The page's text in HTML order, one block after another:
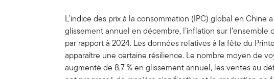
L’indice des prix à la consommation (IPC) global en Chine
glissement annuel en décembre, l’inflation sur l’ensemble
par rapport à 2024. Les données relatives à la fête du
apparaître une certaine résilience. Le nombre moyen de
augmenté de 8,7 % en glissement annuel, les ventes au